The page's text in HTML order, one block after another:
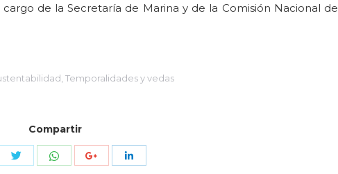
de la Secretaría de Marina y de la Comisión Nacional de
Temporalidades y vedas
Compartir
CompartirCompartir CompartirCompartir